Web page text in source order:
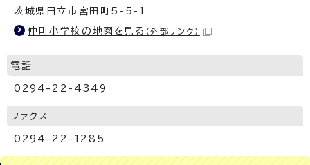
茨城県日立市宮田町5-5-1
仲町小学校の地図を見る （外部リンク）
電話
0294-22-4349
ファクス
0294-22-1285